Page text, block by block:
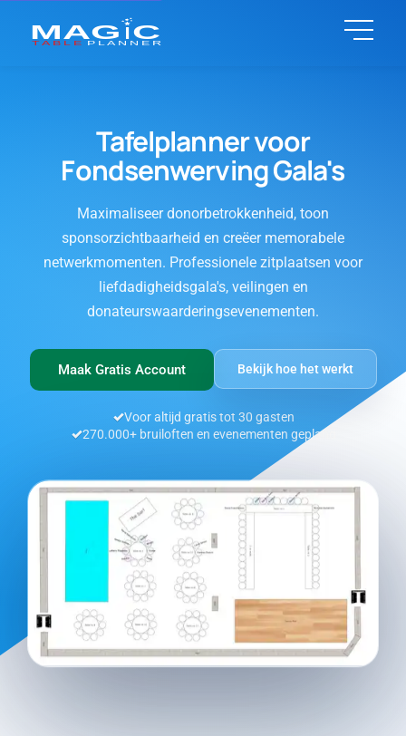
Tafelplanner voor
Fondsenwerving Gala's
Maximaliseer donorbetrokkenheid, toon
sponsorzichtbaarheid en creëer memorabele
netwerkmomenten. Professionele zitplaatsen voor
liefdadigheidsgala's, veilingen en
donateurswaarderingsevenementen.
Maak Gratis Account Bekijk hoe het werkt
Voor altijd gratis tot 30 gasten
270.000+ bruiloften en evenementen gepland